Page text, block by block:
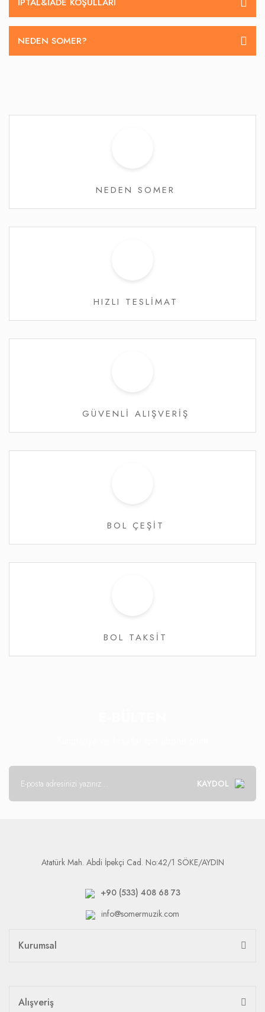
NEDEN SOMER?
NEDEN SOMER
HIZLI TESLİMAT
GÜVENLİ ALIŞVERİŞ
BOL ÇEŞİT
BOL TAKSİT
KAYDOL
Atatürk Mah. Abdi İpekçi Cad. No:42/1 SÖKE/AYDIN
+90 (533) 408 68 73
info@somermuzik.com
Kurumsal
Alışveriş